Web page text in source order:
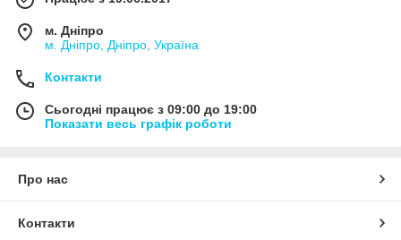
м. Дніпро
м. Дніпро, Дніпро, Україна
Контакти
Сьогодні працює з 09:00 до 19:00
Показати весь графік роботи
Про нас
Контакти